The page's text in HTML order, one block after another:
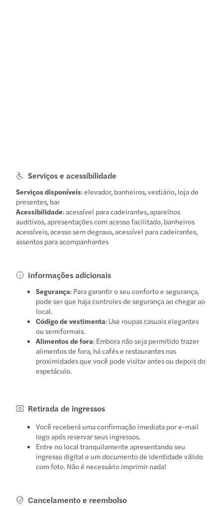
Serviços e acessibilidade
Serviços disponíveis: elevador, banheiros, vestiário, loja de
presentes, bar
Acessibilidade: acessível para cadeirantes, aparelhos
auditivos, apresentações com acesso facilitado, banheiros
acessíveis, acesso sem degraus, acessível para cadeirantes,
assentos para acompanhantes
Informações adicionais
Segurança: Para garantir o seu conforto e segurança,
pode ser que haja controles de segurança ao chegar ao
local.
Código de vestimenta: Use roupas casuais elegantes
ou semiformais.
Alimentos de fora: Embora não seja permitido trazer
alimentos de fora, há cafés e restaurantes nas
proximidades que você pode visitar antes ou depois do
espetáculo.
Retirada de ingressos
Você receberá uma confirmação imediata por e-mail
logo após reservar seus ingressos.
Entre no local tranquilamente apresentando seu
ingresso digital e um documento de identidade válido
com foto. Não é necessário imprimir nada!
Cancelamento e reembolso